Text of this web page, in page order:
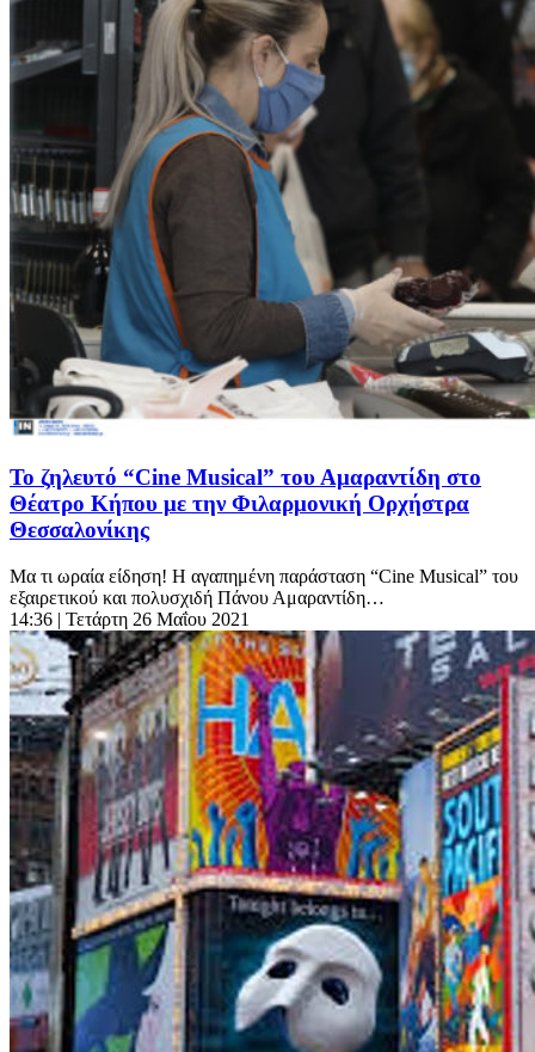
Το ζηλευτό “Cine Musical” του Αμαραντίδη στο
Θέατρο Κήπου με την Φιλαρμονική Ορχήστρα
Θεσσαλονίκης
Μα τι ωραία είδηση! Η αγαπημένη παράσταση “Cine Musical” του
εξαιρετικού και πολυσχιδή Πάνου Αμαραντίδη…
14:36 | Τετάρτη 26 Μαΐου 2021